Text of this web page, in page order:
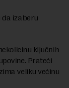
da izaberu
ključnih
Prateći
veliku većinu